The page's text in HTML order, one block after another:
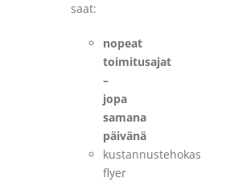
saat:
nopeat
toimitusajat
–
jopa
samana
päivänä
kustannustehokas
flyer